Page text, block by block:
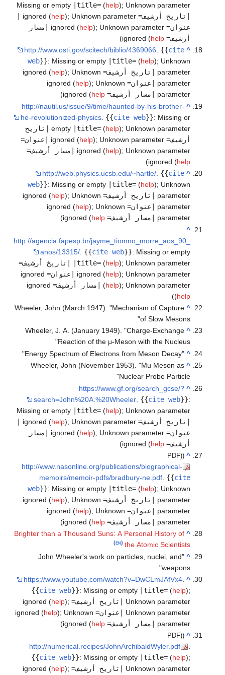
Missing or empty
|title= (help); Unknown parameter
|تاريخ أرشيف=ignored (
help); Unknown parameter
عنوان=ignored (
help); Unknown parameter
|مسار
أرشيف=ignored (
help
)
^
http://www.osti.gov/scitech/biblio/4369066. {{cite
web}}: Missing or empty |title= (help); Unknown
parameter
|تاريخ أرشيف=ignored (
help); Unknown
parameter
|عنوان=ignored (
help); Unknown
parameter
|مسار أرشيف=ignored (
help
)
^
http://nautil.us/issue/9/time/haunted-by-his-brother-
he-revolutionized-physics {{cite web}}: Missing or
empty
|title= (help); Unknown parameter
|تاريخ
أرشيف=ignored (
help); Unknown parameter
|عنوان=
ignored (help); Unknown parameter
|مسار أرشيف=
ignored (help
)
^
http://web.physics.ucsb.edu/~hartle/ {{cite
web}}: Missing or empty |title= (help); Unknown
parameter
|تاريخ أرشيف=ignored (
help); Unknown
parameter
|عنوان=ignored (
help); Unknown
parameter
|مسار أرشيف=ignored (
help
)
^
http://agencia.fapesp.br/jayme_tiomno_morre_aos_90_
anos/13315/ {{cite web}}: Missing or empty
|title= (help); Unknown parameter
|تاريخ أرشيف=
ignored (help); Unknown parameter |عنوان= ignored
(help); Unknown parameter |مسار أرشيف= ignored
(help
)
^
Wheeler, John (March 1947). "Mechanism of Capture
of Slow Mesons"
^
Wheeler, J. A. (January 1949). "Charge-Exchange
Reaction of the μ-Meson with the Nucleus"
^
"Energy Spectrum of Electrons from Meson Decay"
^
Wheeler, John (November 1953). "Mu Meson as
Nuclear Probe Particle"
^
https://www.gf.org/search_gcse/?
search=John%20A.%20Wheeler {{cite web}}:
Missing or empty |title= (help); Unknown parameter
|تاريخ أرشيف=ignored (
help); Unknown parameter
|
عنوان=ignored (
help); Unknown parameter
|مسار
أرشيف=ignored (
help
)
^
(PDF)
http://www.nasonline.org/publications/biographical-
memoirs/memoir-pdfs/bradbury-ne.pdf {{cite
web}}: Missing or empty |title= (help); Unknown
parameter
|تاريخ أرشيف=ignored (
help); Unknown
parameter
|عنوان=ignored (
help); Unknown
parameter
|مسار أرشيف=ignored (
help
)
^
Brighter than a Thousand Suns: A Personal History of
the Atomic Scientists
‏
(en)
^
"John Wheeler's work on particles, nuclei, and
weapons"
^
https://www.youtube.com/watch?v=DwCLmJAfVx4
{{cite web}}: Missing or empty |title= (help);
Unknown parameter
|تاريخ أرشيف=ignored (
help);
Unknown parameter
|عنوان=ignored (
help); Unknown
parameter
|مسار أرشيف=ignored (
help
)
^
(PDF)
http://numerical.recipes/JohnArchibaldWyler.pdf
.
{{cite web}}: Missing or empty |title= (help);
Unknown parameter
|تاريخ أرشيف=ignored (
help);